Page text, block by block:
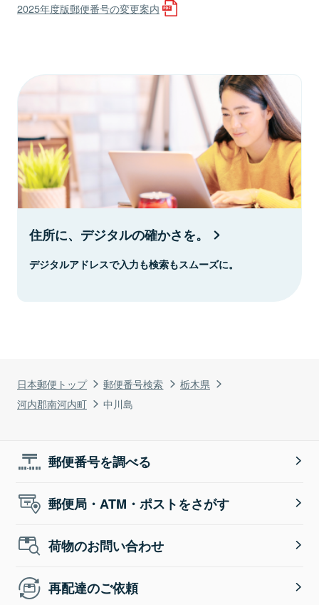
日本郵便トップ 郵便番号検索
栃木県
河内郡南河内町
中川島
2025年度版郵便番号の変更案内
住所に、デジタルの確かさを。
デジタルアドレスで入力も検索もスムーズに。
郵便番号を調べる
郵便局・ATM・ポストをさがす
荷物のお問い合わせ
再配達のご依頼